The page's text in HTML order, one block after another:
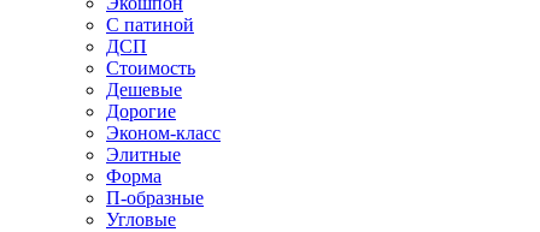
С патиной
ДСП
Стоимость
Дешевые
Дорогие
Эконом-класс
Элитные
Форма
П-образные
Угловые